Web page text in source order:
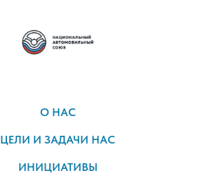
О НАС
ЦЕЛИ И ЗАДАЧИ НАС
ИНИЦИАТИВЫ